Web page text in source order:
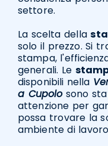
settore.
La scelta della
solo il prezzo. Si
stampa,
generali. Le
disponibili nella
a Cupolosono
attenzione per
possa trovare la
ambiente di